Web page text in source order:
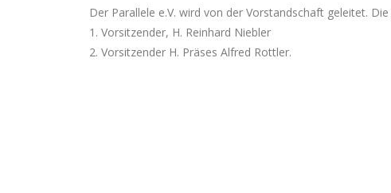
Der Parallele e.V. wird von der Vorstandschaft geleitet.
1. Vorsitzender, H. Reinhard Niebler
2. Vorsitzender H. Präses Alfred Rottler.